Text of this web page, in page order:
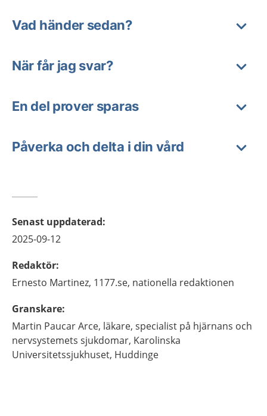
Vad händer sedan?
När får jag svar?
En del prover sparas
Påverka och delta i din vård
Senast uppdaterad:
2025-09-12
Redaktör:
Ernesto Martinez, 1177.se, nationella redaktionen
Granskare:
Martin Paucar Arce, läkare, specialist på hjärnans och
nervsystemets sjukdomar, Karolinska
Universitetssjukhuset, Huddinge